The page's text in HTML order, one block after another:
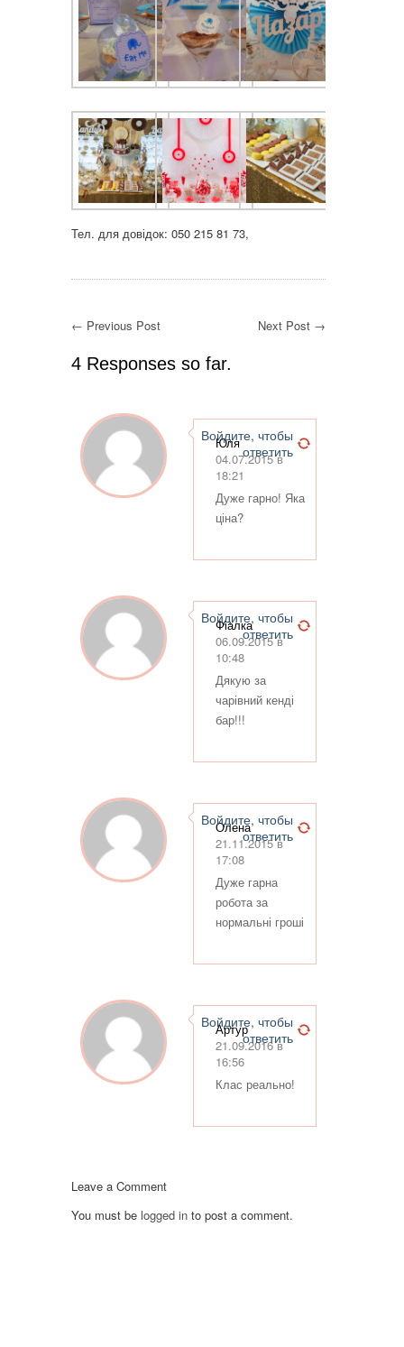
Тел. для довідок: 050 215 81 73,
← Previous Post Next Post →
4 Responses so far.
Юля
04.07.2015 в
18:21
Дуже гарно! Яка
ціна?
Войдите, чтобы
ответить
Фіалка
06.09.2015 в
10:48
Дякую за
чарівний кенді
бар!!!
Войдите, чтобы
ответить
Олена
21.11.2015 в
17:08
Дуже гарна
робота за
нормальні гроші
Войдите, чтобы
ответить
Артур
21.09.2016 в
16:56
Клас реально!
Войдите, чтобы
ответить
Leave a Comment
You must be logged in to post a comment.